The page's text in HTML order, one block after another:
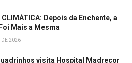
CLIMÁTICA: Depois da Enchente, a
Mais a Mesma
DE 2026
visita Hospital Madrecor